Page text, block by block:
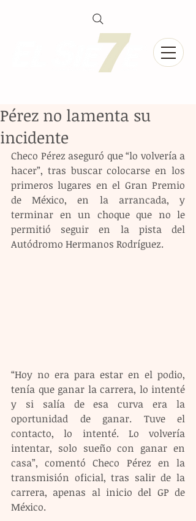
Pérez no lamenta su
incidente
Checo Pérez aseguró que “lo volvería a
hacer”, tras buscar colocarse en los
primeros lugares en el Gran Premio
de México, en la arrancada, y
terminar en un choque que no le
permitió seguir en la pista del
Autódromo Hermanos Rodríguez.
“Hoy no era para estar en el podio,
tenía que ganar la carrera, lo intenté
y si salía de esa curva era la
oportunidad de ganar. Tuve el
contacto, lo intenté. Lo volvería
intentar, solo sueño con ganar en
casa”, comentó Checo Pérez en la
transmisión oficial, tras salir de la
carrera, apenas al inicio del GP de
México.